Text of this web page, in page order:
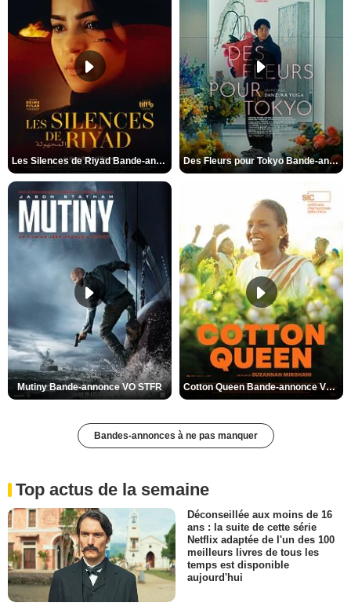
Les Silences de Riyad Bande-annonce VO STFR Des Fleurs pour Tokyo Bande-annonce VO STFR
Mutiny Bande-annonce VO STFR Cotton Queen Bande-annonce VO STFR
Bandes-annonces à ne pas manquer
Top actus de la semaine
Déconseillée aux moins de 16
ans : la suite de cette série
Netflix adaptée de l'un des 100
meilleurs livres de tous les
temps est disponible
aujourd'hui